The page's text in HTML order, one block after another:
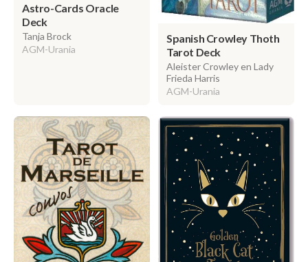
Astro-Cards Oracle
Deck
Tanja Brock
AGM-Urania
Spanish Crowley Thoth
Tarot Deck
Aleister Crowley en Lady
Frieda Harris
AGM-Urania